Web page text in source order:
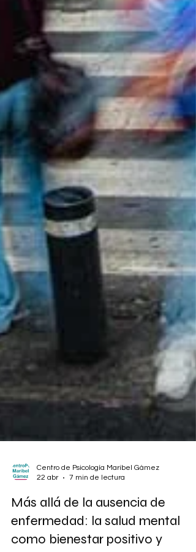
22 abr
7 min de lectura